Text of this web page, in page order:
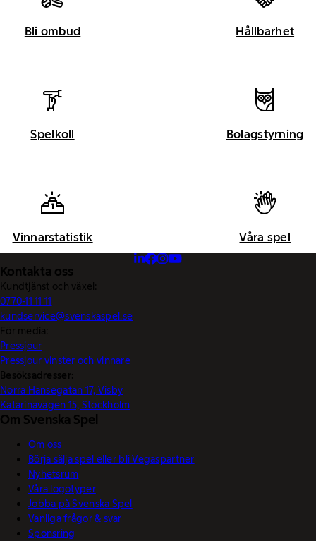
Bli ombud Hållbarhet
Spelkoll Bolagstyrning
Vinnarstatistik Våra spel
Kontakta oss
Kundtjänst och växel:
0770-11 11 11
kundservice@svenskaspel.se
För media:
Pressjour
Pressjour vinster och vinnare
Besöksadresser:
Norra Hansegatan 17, Visby
Katarinavägen 15, Stockholm
Om Svenska Spel
Om oss
Börja sälja spel eller bli Vegaspartner
Nyhetsrum
Våra logotyper
Jobba på Svenska Spel
Vanliga frågor & svar
Sponsring